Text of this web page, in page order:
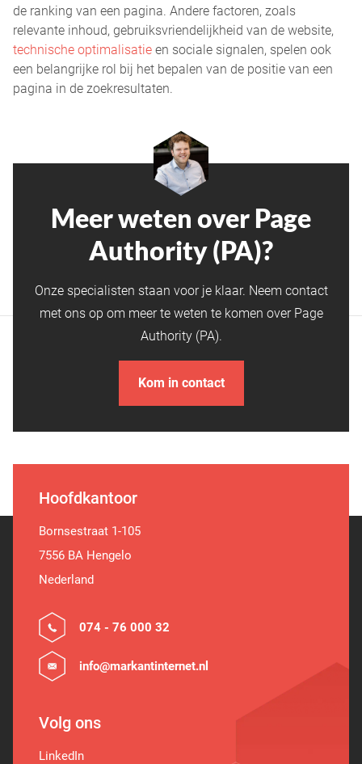
de ranking van een pagina. Andere factoren, zoals
relevante inhoud, gebruiksvriendelijkheid van de website,
technische optimalisatie en sociale signalen, spelen ook
een belangrijke rol bij het bepalen van de positie van een
pagina in de zoekresultaten.
Meer weten over Page
Authority (PA)?
Onze specialisten staan voor je klaar. Neem contact
met ons op om meer te weten te komen over Page
Authority (PA).
Kom in contact
Hoofdkantoor
Bornsestraat 1-105
7556 BA Hengelo
Nederland
074 - 76 000 32
info@markantinternet.nl
Volg ons
LinkedIn